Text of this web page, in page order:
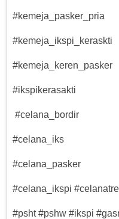
#kemeja_pasker_pria
#kemeja_ikspi_keraskti
#kemeja_keren_pasker
#ikspikerasakti
#celana_bordir
#celana_iks
#celana_pasker
#celana_ikspi
#psht #pshw #ikspi